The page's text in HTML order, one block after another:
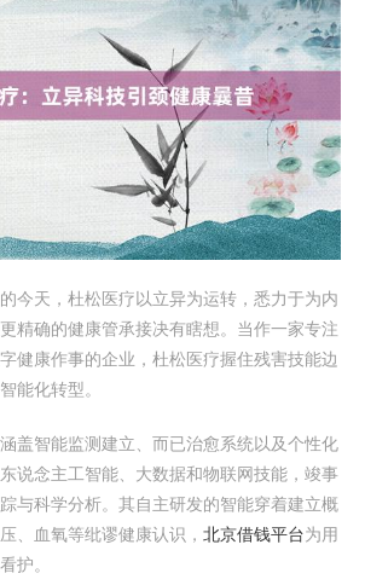
今天，杜松医疗以立异为运转，悉力于为内
精确的健康管承接决有瞎想。当作一家专注
健康作事的企业，杜松医疗握住残害技能边
能化转型。
盖智能监测建立、而已治愈系统以及个性化
说念主工智能、大数据和物联网技能，竣事
与科学分析。其自主研发的智能穿着建立概
、血氧等纰谬健康认识， 北京借钱平台为用
护。